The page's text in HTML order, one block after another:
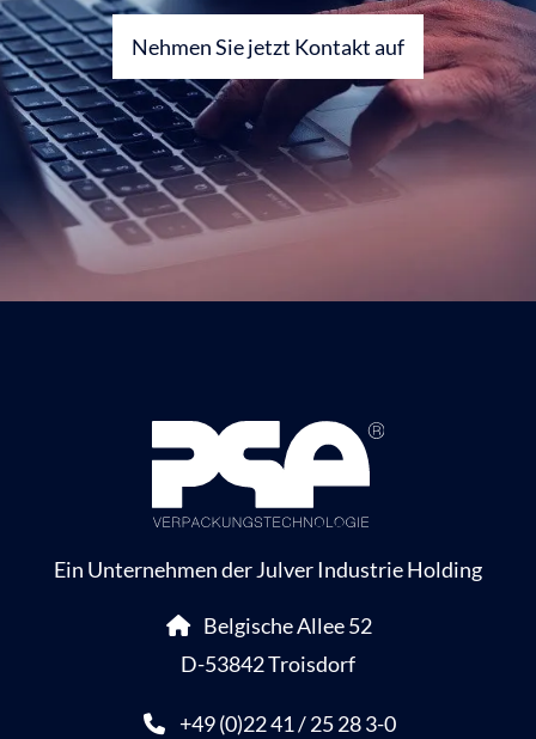
Nehmen Sie jetzt Kontakt auf
Ein Unternehmen der Julver Industrie Holding
Belgische Allee 52
D-53842 Troisdorf
+49 (0)22 41 / 25 28 3-0